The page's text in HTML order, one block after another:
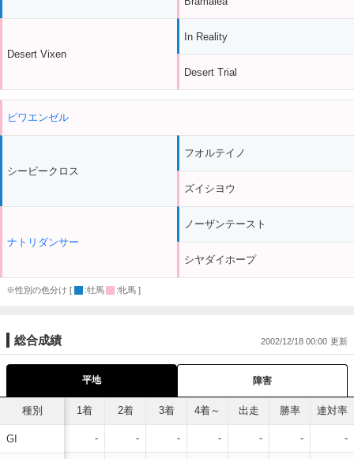
Desert Vixen
In Reality
Desert Trial
ビワエンゼル
シービークロス
ナトリダンサー
フオルテイノ
ズイシヨウ
ノーザンテースト
シヤダイホープ
※性別の色分け [ :牡馬 :牝馬 ]
総合成績 2002/12/18 00:00
平地 障害
種別
GI
1着 2着 3着 4着～ 出走 勝率 連対率
- - - - - - -